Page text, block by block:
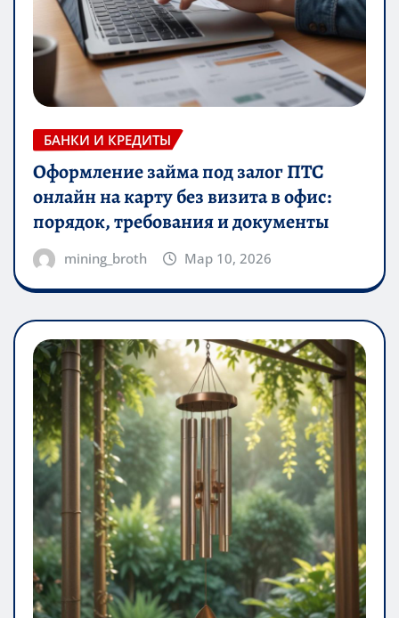
БАНКИ И КРЕДИТЫ
Оформление займа под залог ПТС
онлайн на карту без визита в офис:
порядок, требования и документы
mining_broth Мар 10, 2026